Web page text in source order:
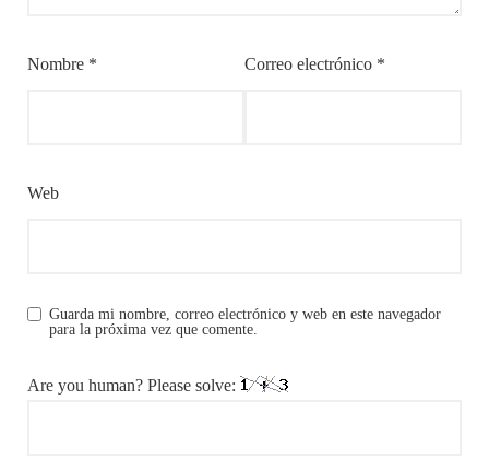
Nombre * Correo electrónico *
Web
Guarda mi nombre, correo electrónico y web en este navegador
para la próxima vez que comente.
Are you human? Please solve: